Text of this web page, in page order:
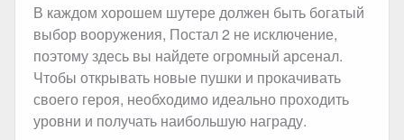
В каждом хорошем шутере должен быть богатый
выбор вооружения, Постал 2 не исключение,
поэтому здесь вы найдете огромный арсенал.
Чтобы открывать новые пушки и прокачивать
своего героя, необходимо идеально проходить
уровни и получать наибольшую награду.